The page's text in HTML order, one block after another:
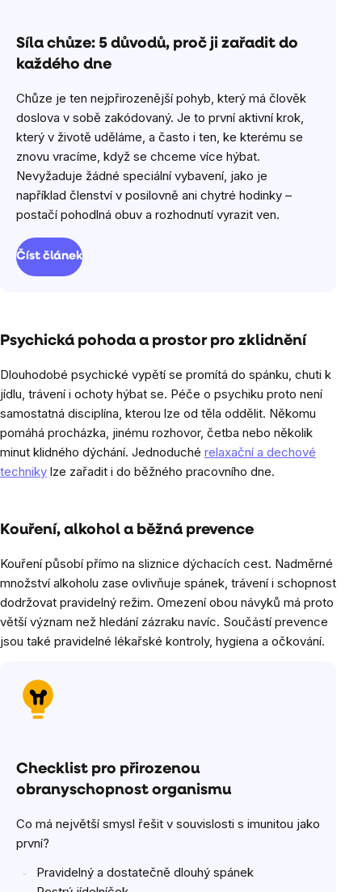
Síla chůze: 5 důvodů, proč ji zařadit do
každého dne
Chůze je ten nejpřirozenější pohyb, který má člověk
doslova v sobě zakódovaný. Je to první aktivní krok,
který v životě uděláme, a často i ten, ke kterému se
znovu vracíme, když se chceme více hýbat.
Nevyžaduje žádné speciální vybavení, jako je
například členství v posilovně ani chytré hodinky –
postačí pohodlná obuv a rozhodnutí vyrazit ven.
Číst článek
Psychická pohoda a prostor pro zklidnění
Dlouhodobé psychické vypětí se promítá do spánku, chuti k
jídlu, trávení i ochoty hýbat se. Péče o psychiku proto není
samostatná disciplína, kterou lze od těla oddělit. Někomu
pomáhá procházka, jinému rozhovor, četba nebo několik
minut klidného dýchání. Jednoduché relaxační a dechové
techniky lze zařadit i do běžného pracovního dne.
Kouření, alkohol a běžná prevence
Kouření působí přímo na sliznice dýchacích cest. Nadměrné
množství alkoholu zase ovlivňuje spánek, trávení i schopnost
dodržovat pravidelný režim. Omezení obou návyků má proto
větší význam než hledání zázraku navíc. Součástí prevence
jsou také pravidelné lékařské kontroly, hygiena a očkování.
Checklist pro přirozenou
obranyschopnost organismu
Co má největší smysl řešit v souvislosti s imunitou jako
první?
Pravidelný a dostatečně dlouhý spánek